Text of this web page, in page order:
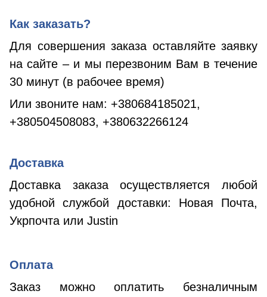
Как заказать?
Для совершения заказа оставляйте заявку
на сайте – и мы перезвоним Вам в течение
30 минут (в рабочее время)
Или звоните нам: +380684185021,
+380504508083, +380632266124
Доставка
Доставка заказа осуществляется любой
удобной службой доставки: Новая Почта,
Укрпочта или Justin
Оплата
Заказ можно оплатить безналичным